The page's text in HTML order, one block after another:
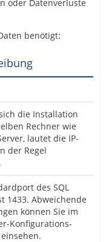
oder Datenverluste
benötigt:
die Installation
Rechner wie
lautet die IP-
der Regel
des SQL
1433. Abweichende
können Sie im
Konfigurations-